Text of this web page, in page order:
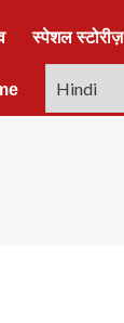
स्पेशल स्टोरीज़